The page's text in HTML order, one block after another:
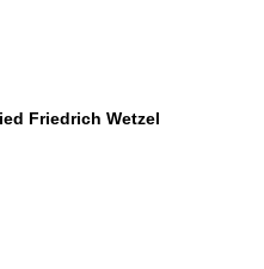
Friedrich Wetzel